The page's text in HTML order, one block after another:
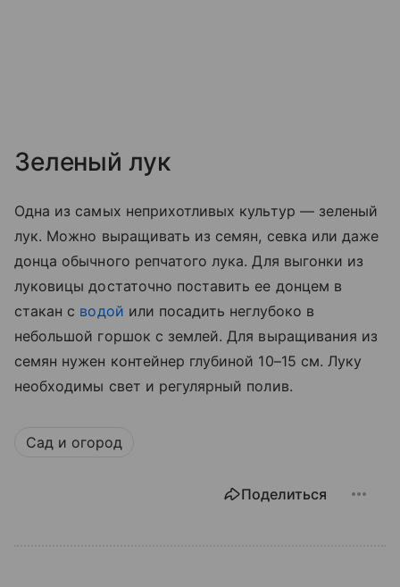
Зеленый лук
Одна из самых неприхотливых культур — зеленый
лук. Можно выращивать из семян, севка или даже
донца обычного репчатого лука. Для выгонки из
луковицы достаточно поставить ее донцем в
стакан с водой или посадить неглубоко в
небольшой горшок с землей. Для выращивания из
семян нужен контейнер глубиной 10–15 см. Луку
необходимы свет и регулярный полив.
Сад и огород
Поделиться